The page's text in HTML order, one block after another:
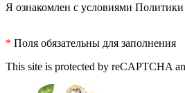
Я ознакомлен с условиями
* Поля обязательны для заполнения
This site is protected by reCAPTCHA